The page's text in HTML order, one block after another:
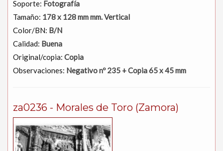
Soporte: Fotografía
Tamaño: 178 x 128 mm mm. Vertical
Color/BN: B/N
Calidad: Buena
Original/copia: Copia
Observaciones: Negativo nº 235 + Copia 65 x 45 mm
za0236 - Morales de Toro (Zamora)